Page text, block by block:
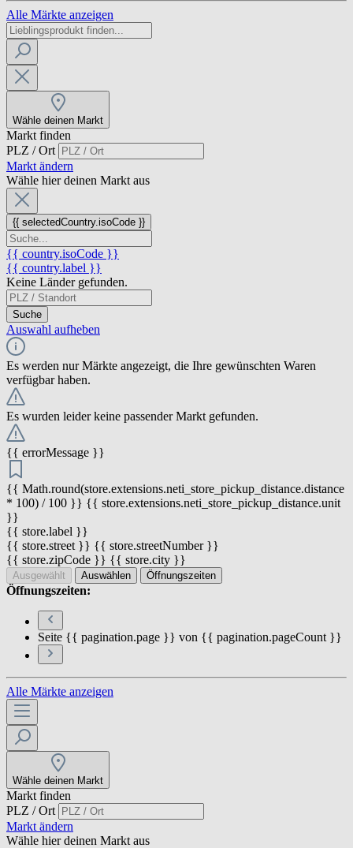
Alle Märkte anzeigen
Wähle deinen Markt
Markt finden
PLZ / Ort
Markt ändern
Wähle hier deinen Markt aus
{{ selectedCountry.isoCode }}
{{ country.isoCode }}
{{ country.label }}
Keine Länder gefunden.
Suche
Auswahl aufheben
Es werden nur Märkte angezeigt, die Ihre gewünschten Waren
verfügbar haben.
Es wurden leider keine passender Markt gefunden.
{{ errorMessage }}
{{ Math.round(store.extensions.neti_store_pickup_distance.distance
* 100) / 100 }} {{ store.extensions.neti_store_pickup_distance.unit
}}
{{ store.label }}
{{ store.street }} {{ store.streetNumber }}
{{ store.zipCode }} {{ store.city }}
Ausgewählt Auswählen Öffnungszeiten
Öffnungszeiten:
Seite {{ pagination.page }} von {{ pagination.pageCount }}
Alle Märkte anzeigen
Wähle deinen Markt
Markt finden
PLZ / Ort
Markt ändern
Wähle hier deinen Markt aus